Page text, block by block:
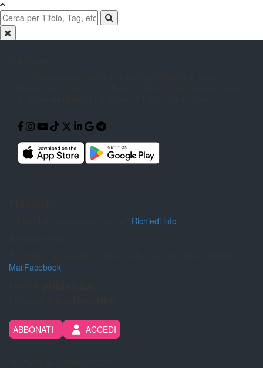
Richiedi info
MailFacebook
ABBONATI ACCEDI